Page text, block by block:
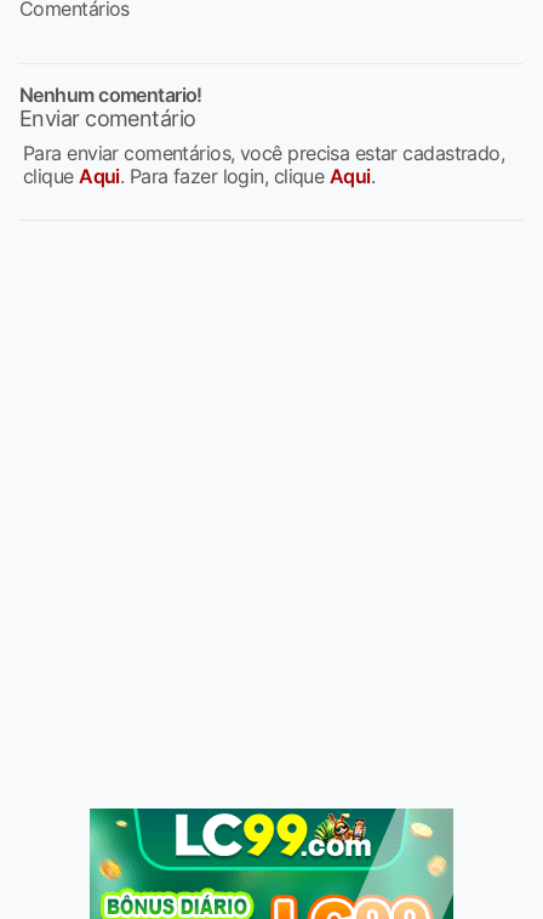
Comentários
Nenhum comentario!
Enviar comentário
Para enviar comentários, você precisa estar cadastrado,
cliqueAqui. Para fazer login, clique Aqui.